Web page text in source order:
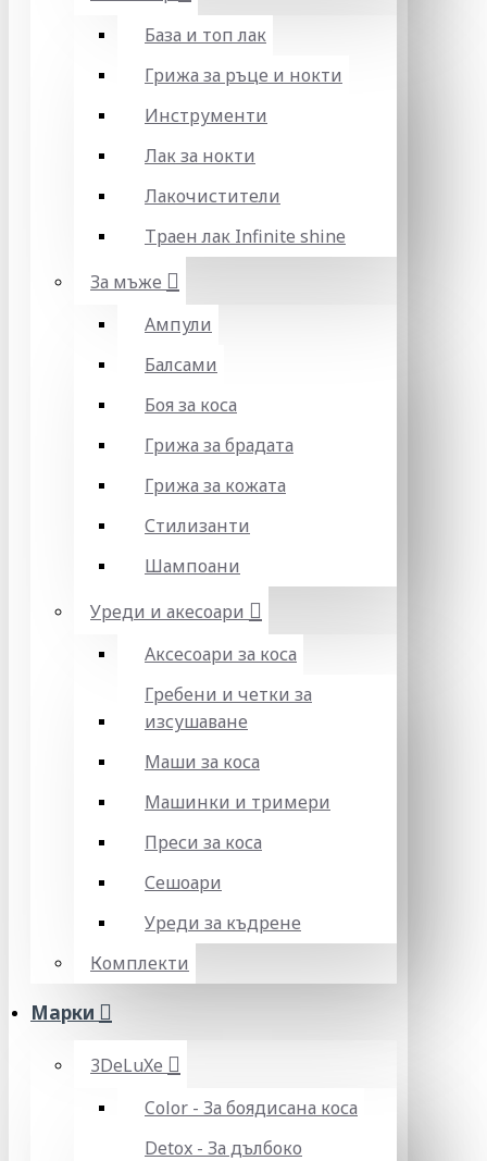
База и топ лак
Грижа за ръце и нокти
Инструменти
Лак за нокти
Лакочистители
Траен лак Infinite shine
За мъже
Ампули
Балсами
Боя за коса
Грижа за брадата
Грижа за кожата
Стилизанти
Шампоани
Уреди и акесоари
Аксесоари за коса
Гребени и четки за
изсушаване
Маши за коса
Машинки и тримери
Преси за коса
Сешоари
Уреди за къдрене
Комплекти
Марки
3DeLuXe
Color - За боядисана коса
Detox - За дълбоко